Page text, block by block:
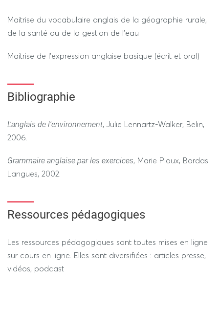
Maitrise du vocabulaire anglais de la géographie rurale,
de la santé ou de la gestion de l’eau
Maitrise de l’expression anglaise basique (écrit et oral)
Bibliographie
L'anglais de l'environnement, Julie Lennartz-Walker, Belin,
2006.
Grammaire anglaise par les exercices, Marie Ploux, Bordas
Langues, 2002.
Ressources pédagogiques
Les ressources pédagogiques sont toutes mises en ligne
sur cours en ligne. Elles sont diversifiées : articles presse,
vidéos, podcast